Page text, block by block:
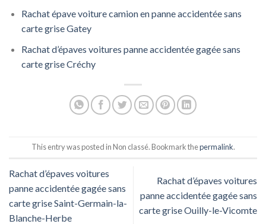
Rachat épave voiture camion en panne accidentée sans
carte grise Gatey
Rachat d’épaves voitures panne accidentée gagée sans
carte grise Créchy
This entry was posted in Non classé. Bookmark thepermalink.
Rachat d’épaves voitures
panne accidentée gagée sans
carte grise Saint-Germain-la-
Blanche-Herbe
Rachat d’épaves voitures
panne accidentée gagée sans
carte grise Ouilly-le-Vicomte